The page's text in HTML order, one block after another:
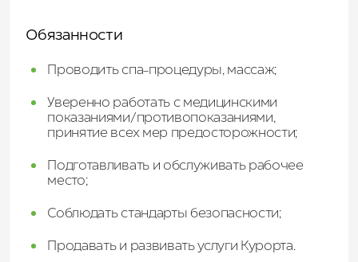
Обязанности
Проводить спа-процедуры, массаж;
Уверенно работать с медицинскими
показаниями/противопоказаниями,
принятие всех мер предосторожности;
Подготавливать и обслуживать рабочее
место;
Соблюдать стандарты безопасности;
Продавать и развивать услуги Курорта.